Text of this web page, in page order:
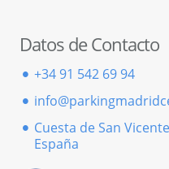
Datos de Contacto
+34 91 542 69 94
Cuesta de San
España